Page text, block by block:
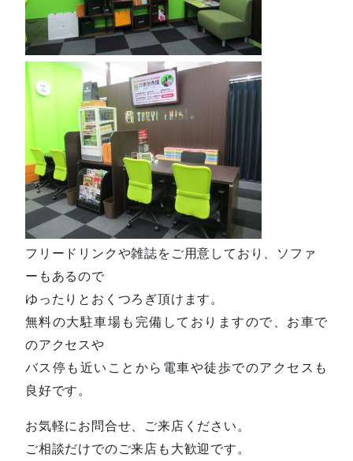
フリードリンクや雑誌をご用意しており、ソファ
ーもあるので
ゆったりとおくつろぎ頂けます。
無料の大駐車場も完備しておりますので、お車で
のアクセスや
バス停も近いことから電車や徒歩でのアクセスも
良好です。
お気軽にお問合せ、ご来店ください。
ご相談だけでのご来店も大歓迎です。